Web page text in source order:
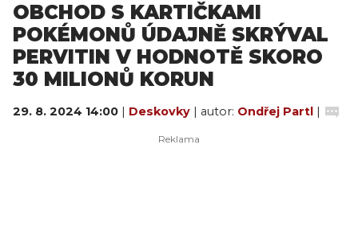
OBCHOD S KARTIČKAMI
POKÉMONŮ ÚDAJNĚ SKRÝVAL
PERVITIN V HODNOTĚ SKORO
30 MILIONŮ KORUN
29. 8. 2024 14:00 | Deskovky | autor: Ondřej Partl |